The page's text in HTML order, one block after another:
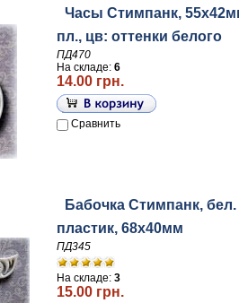
Часы Стимпанк,
пл., цв: оттенки белого
ПД470
На складе: 6
14.00 грн.
Сравнить
Бабочка Стимпанк,
пластик, 68х40мм
ПД345
На складе: 3
15.00 грн.